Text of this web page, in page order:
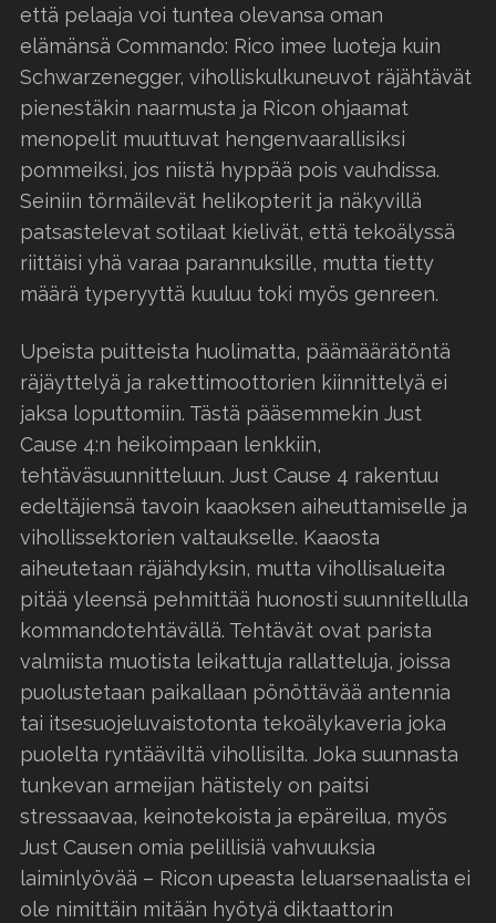
että pelaaja voi tuntea olevansa oman
elämänsä Commando: Rico imee luoteja kuin
Schwarzenegger, viholliskulkuneuvot räjähtävät
pienestäkin naarmusta ja Ricon ohjaamat
menopelit muuttuvat hengenvaarallisiksi
pommeiksi, jos niistä hyppää pois vauhdissa.
Seiniin törmäilevät helikopterit ja näkyvillä
patsastelevat sotilaat kielivät, että tekoälyssä
riittäisi yhä varaa parannuksille, mutta tietty
määrä typeryyttä kuuluu toki myös genreen.
Upeista puitteista huolimatta, päämäärätöntä
räjäyttelyä ja rakettimoottorien kiinnittelyä ei
jaksa loputtomiin. Tästä pääsemmekin Just
Cause 4:n heikoimpaan lenkkiin,
tehtäväsuunnitteluun. Just Cause 4 rakentuu
edeltäjiensä tavoin kaaoksen aiheuttamiselle ja
vihollissektorien valtaukselle. Kaaosta
aiheutetaan räjähdyksin, mutta vihollisalueita
pitää yleensä pehmittää huonosti suunnitellulla
kommandotehtävällä. Tehtävät ovat parista
valmiista muotista leikattuja rallatteluja, joissa
puolustetaan paikallaan pönöttävää antennia
tai itsesuojeluvaistotonta tekoälykaveria joka
puolelta ryntääviltä vihollisilta. Joka suunnasta
tunkevan armeijan hätistely on paitsi
stressaavaa, keinotekoista ja epäreilua, myös
Just Causen omia pelillisiä vahvuuksia
laiminlyövää – Ricon upeasta leluarsenaalista ei
ole nimittäin mitään hyötyä diktaattorin